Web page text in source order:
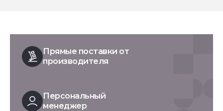
Прямые поставки от
производителя
Персональный
менеджер